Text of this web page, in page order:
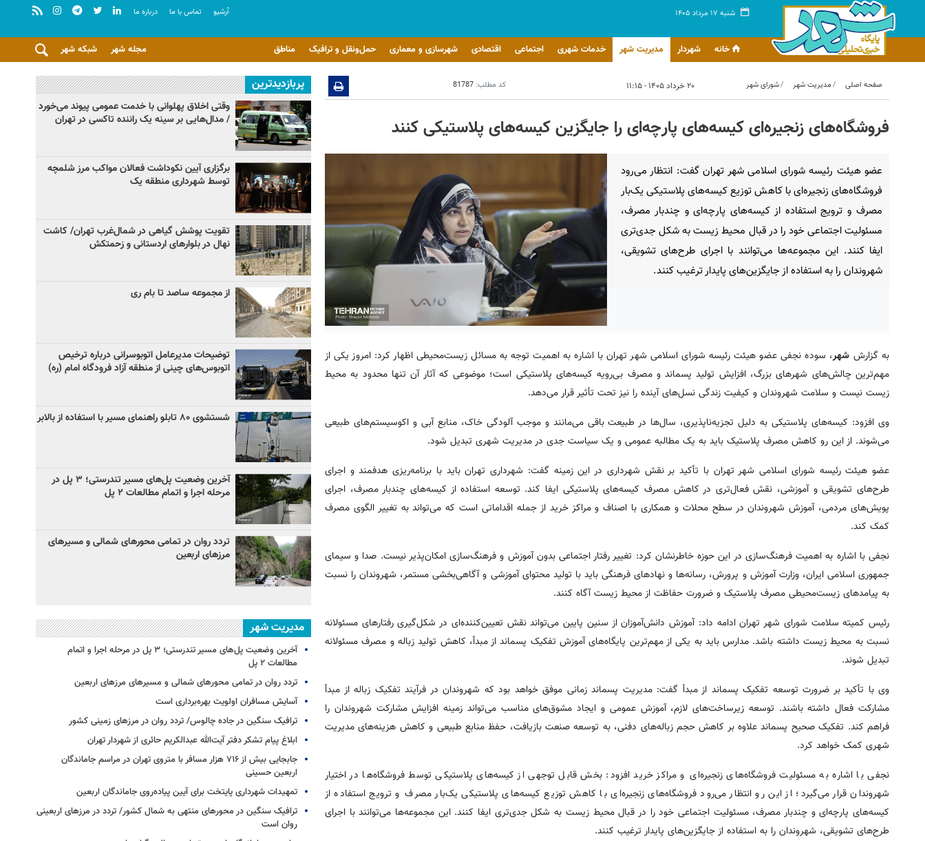
شنبه ۱۷ مرداد ۱۴۰۵ آرشيو تماس با ما درباره ما
خانه شهردار مدیریت شهر خدمات شهری اجتماعی اقتصادی شهرسازی و معماری حمل‌ونقل و ترافیک مناطق شبکه شهر مجله شهر
صفحه اصلی مدیریت شهر شورای شهر ۲۰ خرداد ۱۴۰۵ - ۱۱:۱۵ کد مطلب: 81787
فروشگاه‌های زنجیره‌ای کیسه‌‎های پارچه‌ای را جایگزین کیسه‌های پلاستیکی کنند
عضو هیئت رئیسه شورای اسلامی شهر تهران گفت: انتظار می‌رود
فروشگاه‌های زنجیره‌ای با کاهش توزیع کیسه‌های پلاستیکی یک‌بار
مصرف و ترویج استفاده از کیسه‌های پارچه‌ای و چندبار مصرف،
مسئولیت اجتماعی خود را در قبال محیط زیست به شکل جدی‌تری
ایفا کنند. این مجموعه‌ها می‌توانند با اجرای طرح‌های تشویقی،
شهروندان را به استفاده از جایگزین‌های پایدار ترغیب کنند.
به گزارش شهر، سوده نجفی عضو هیئت رئیسه شورای اسلامی شهر تهران با اشاره به اهمیت توجه به مسائل زیست‌محیطی اظهار کرد: امروز یکی از
مهم‌ترین چالش‌های شهرهای بزرگ، افزایش تولید پسماند و مصرف بی‌رویه کیسه‌های پلاستیکی است؛ موضوعی که آثار آن تنها محدود به محیط
زیست نیست و سلامت شهروندان و کیفیت زندگی نسل‌های آینده را نیز تحت تأثیر قرار می‌دهد.
وی افزود: کیسه‌های پلاستیکی به دلیل تجزیه‌ناپذیری، سال‌ها در طبیعت باقی می‌مانند و موجب آلودگی خاک، منابع آبی و اکوسیستم‌های طبیعی
می‌شوند. از این رو کاهش مصرف پلاستیک باید به یک مطالبه عمومی و یک سیاست جدی در مدیریت شهری تبدیل شود.
عضو هیئت رئیسه شورای اسلامی شهر تهران با تأکید بر نقش شهرداری در این زمینه گفت: شهرداری تهران باید با برنامه‌ریزی هدفمند و اجرای
طرح‌های تشویقی و آموزشی، نقش فعال‌تری در کاهش مصرف کیسه‌های پلاستیکی ایفا کند. توسعه استفاده از کیسه‌های چندبار مصرف، اجرای
پویش‌های مردمی، آموزش شهروندان در سطح محلات و همکاری با اصناف و مراکز خرید از جمله اقداماتی است که می‌تواند به تغییر الگوی مصرف
کمک کند.
نجفی با اشاره به اهمیت فرهنگ‌سازی در این حوزه خاطرنشان کرد: تغییر رفتار اجتماعی بدون آموزش و فرهنگ‌سازی امکان‌پذیر نیست. صدا و سیمای
جمهوری اسلامی ایران، وزارت آموزش و پرورش، رسانه‌ها و نهادهای فرهنگی باید با تولید محتوای آموزشی و آگاهی‌بخشی مستمر، شهروندان را نسبت
به پیامدهای زیست‌محیطی مصرف پلاستیک و ضرورت حفاظت از محیط زیست آگاه کنند.
رئیس کمیته سلامت شورای شهر تهران ادامه داد: آموزش دانش‌آموزان از سنین پایین می‌تواند نقش تعیین‌کننده‌ای در شکل‌گیری رفتارهای مسئولانه
نسبت به محیط زیست داشته باشد. مدارس باید به یکی از مهم‌ترین پایگاه‌های آموزش تفکیک پسماند از مبدأ، کاهش تولید زباله و مصرف مسئولانه
تبدیل شوند.
وی با تأکید بر ضرورت توسعه تفکیک پسماند از مبدأ گفت: مدیریت پسماند زمانی موفق خواهد بود که شهروندان در فرآیند تفکیک زباله از مبدأ
مشارکت فعال داشته باشند. توسعه زیرساخت‌های لازم، آموزش عمومی و ایجاد مشوق‌های مناسب می‌تواند زمینه افزایش مشارکت شهروندان را
فراهم کند. تفکیک صحیح پسماند علاوه بر کاهش حجم زباله‌های دفنی، به توسعه صنعت بازیافت، حفظ منابع طبیعی و کاهش هزینه‌های مدیریت
شهری کمک خواهد کرد.
نجفی با اشاره به مسئولیت فروشگاه‌های زنجیره‌ای و مراکز خرید افزود: بخش قابل توجهی از کیسه‌های پلاستیکی توسط فروشگاه‌ها در اختیار
شهروندان قرار می‌گیرد؛ از این رو انتظار می‌رود فروشگاه‌های زنجیره‌ای با کاهش توزیع کیسه‌های پلاستیکی یک‌بار مصرف و ترویج استفاده از
کیسه‌های پارچه‌ای و چندبار مصرف، مسئولیت اجتماعی خود را در قبال محیط زیست به شکل جدی‌تری ایفا کنند. این مجموعه‌ها می‌توانند با اجرای
طرح‌های تشویقی، شهروندان را به استفاده از جایگزین‌های پایدار ترغیب کنند.
پربازدیدترین
وقتی اخلاق پهلوانی با خدمت عمومی پیوند می‌خورد
/ مدال‌هایی بر سینه یک راننده تاکسی در تهران
برگزاری آیین نکوداشت فعالان مواکب مرز شلمچه
توسط شهرداری منطقه یک
تقویت پوشش گیاهی در شمال‌غرب تهران/ کاشت
نهال در بلوارهای اردستانی و زحمتکش
از مجموعه ساصد تا بام ری
توضیحات مدیرعامل اتوبوسرانی درباره ترخیص
اتوبوس‌های چینی از منطقه آزاد فرودگاه امام (ره)
شستشوی ۸۰ تابلو راهنمای مسیر با استفاده از بالابر
آخرین وضعیت پل‌های مسیر تندرستی؛ ۳ پل در
مرحله اجرا و اتمام مطالعات ۲ پل
تردد روان در تمامی محورهای شمالی و مسیرهای
مرزهای اربعین
مدیریت شهر
آخرین وضعیت پل‌های مسیر تندرستی؛ ۳ پل در مرحله اجرا و اتمام
مطالعات ۲ پل
تردد روان در تمامی محورهای شمالی و مسیرهای مرزهای اربعین
آسایش مسافران اولویت بهره‌برداری است
ترافیک سنگین در جاده چالوس/ تردد روان در مرزهای زمینی کشور
ابلاغ پیام تشکر دفتر آیت‌الله عبدالکریم حائری از شهردار تهران
جابجایی بیش از ۷۱۶ هزار مسافر با متروی تهران در مراسم جاماندگان
اربعین حسینی
تمهیدات شهرداری پایتخت برای آیین پیاده‌روی جاماندگان اربعین
ترافیک سنگین در محورهای منتهی به شمال کشور/ تردد در مرزهای اربعینی
روان است